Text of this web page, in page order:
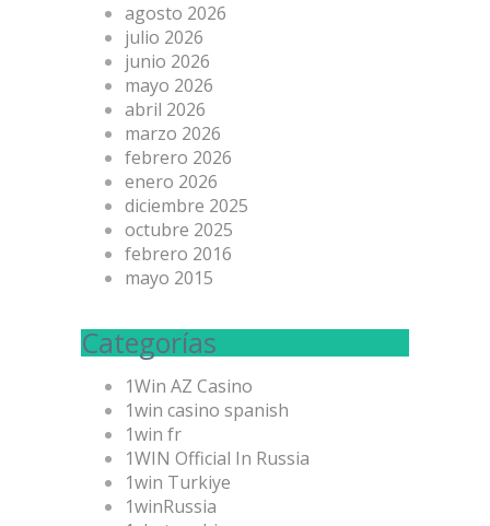
agosto 2026
julio 2026
junio 2026
mayo 2026
abril 2026
marzo 2026
febrero 2026
enero 2026
diciembre 2025
octubre 2025
febrero 2016
mayo 2015
Categorías
1Win AZ Casino
1win casino spanish
1win fr
1WIN Official In Russia
1win Turkiye
1winRussia